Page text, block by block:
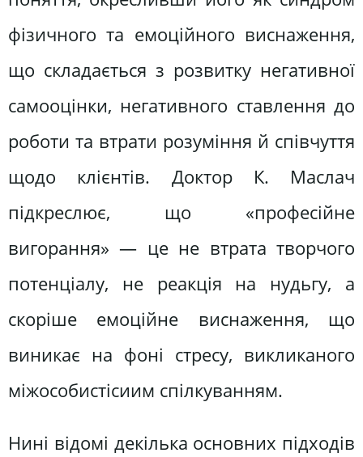
фізичного та емоційного виснаження,
що складається з розвитку негативної
самооцінки, негативного ставлення до
роботи та втрати розуміння й співчуття
щодо клієнтів. Доктор К. Маслач
підкреслює, що «професійне
вигорання» — це не втрата творчого
потенціалу, не реакція на нудьгу, а
скоріше емоційне виснаження, що
виникає на фоні стресу, викликаного
міжособистісиим спілкуванням.
Нині відомі декілька основних підходів